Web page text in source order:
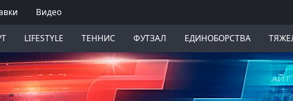
Видео
LIFESTYLE ТЕННИС ФУТЗАЛ ЕДИНОБОРСТВА